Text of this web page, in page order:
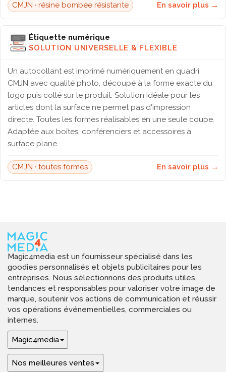
CMJN · résine bombée résistante En savoir plus →
Étiquette numérique
SOLUTION UNIVERSELLE & FLEXIBLE
Un autocollant est imprimé numériquement en quadri
CMJN avec qualité photo, découpé à la forme exacte du
logo puis collé sur le produit. Solution idéale pour les
articles dont la surface ne permet pas d'impression
directe. Toutes les formes réalisables en une seule coupe.
Adaptée aux boîtes, conférenciers et accessoires à
surface plane.
CMJN · toutes formes En savoir plus →
Magic4media est un fournisseur spécialisé dans les
goodies personnalisés et objets publicitaires pour les
entreprises. Nous sélectionnons des produits utiles,
tendances et responsables pour valoriser votre image de
marque, soutenir vos actions de communication et réussir
vos opérations événementielles, commerciales ou
internes.
Magic4media
Nos meilleures ventes